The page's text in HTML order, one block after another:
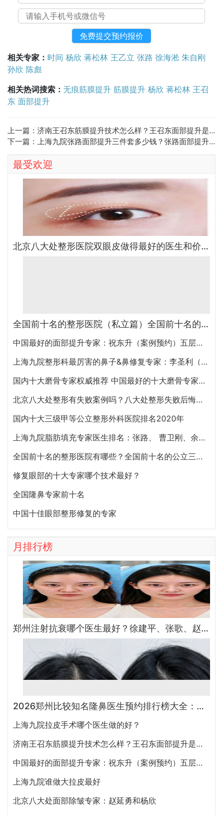
相关专家： 时间 杨欣 蒋松林 王乙立 张路 徐海淞 朱自刚
孙欣 陈彪
相关热词搜索： 无痕筋膜提升 筋膜提升 杨欣 蒋松林 王召
东 面部提升
上一篇： 济南王召东筋膜提升技术怎么样？王召东面部提升是大拉皮还是小拉皮？
下一篇：
上海九院张路面部提升三件套多少钱？张路面部提升三件套预约电话
最受欢迎
北京八大处整形医院双眼皮做得最好的医生和价格大全
全国前十名的整形医院（私立篇）全国前十名的私立整形医院排名大全
中国最好的面部提升专家：祝东升（案例预约）五层面部提升怎么样？
上海九院整形科最厉害的鼻子&鼻修复专家：李圣利（简介、案例、预约）
国内十大磨骨专家权威推荐 中国最好的十大磨骨专家排名
北京八大处整形有失败案例吗？八大处整形失败后悔怎么办？怎么投诉？
国内十大三级甲等公立整形外科医院排名2020年
上海九院脂肪填充专家医生排名：张路、 曹卫刚、余力（简介、案例、预约）
全国前十名的整形医院有哪些？全国前十名的公立三甲整形医院排名大全
修复眼部的十大专家哪个技术最好？
全国隆鼻专家前十名
中国十佳眼部整形修复的专家
月排行榜
郑州注射抗衰哪个医生最好？徐建平、张歌、赵永华、张婉霞、王妍芝、唐喜、李娟、朱怡梦哪个好？
2026郑州比较知名隆鼻医生预约排行榜大全：胡志成、周蔚、张海洋、王启立、张鹏、李冰谁做鼻子更好？
上海九院拉皮手术哪个医生做的好？
济南王召东筋膜提升技术怎么样？王召东面部提升是大拉皮还是小拉皮？
中国最好的面部提升专家：祝东升（案例预约）五层面部提升怎么样？
上海九院谁做大拉皮最好
北京八大处面部除皱专家：赵延勇和杨欣